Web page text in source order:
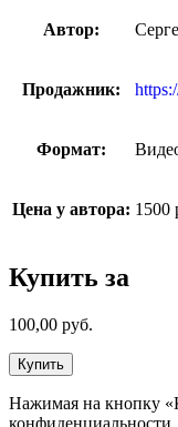
Автор:
Продажник:
Формат:
Цена у автора: 1500
Купить за
100,00 руб.
Купить
Нажимая на кнопку
конфиденциальности.